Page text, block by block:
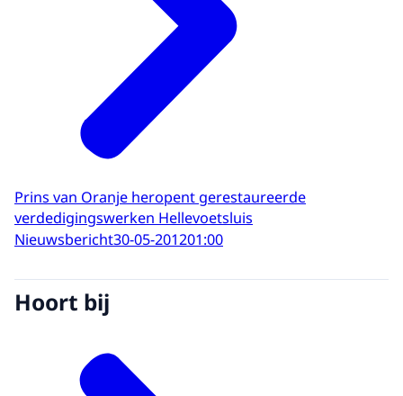
Prins van Oranje heropent gerestaureerde
verdedigingswerken Hellevoetsluis
Nieuwsbericht30-05-201201:00
Hoort bij